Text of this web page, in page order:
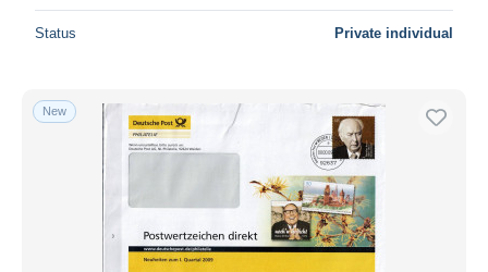
Status Private individual
New